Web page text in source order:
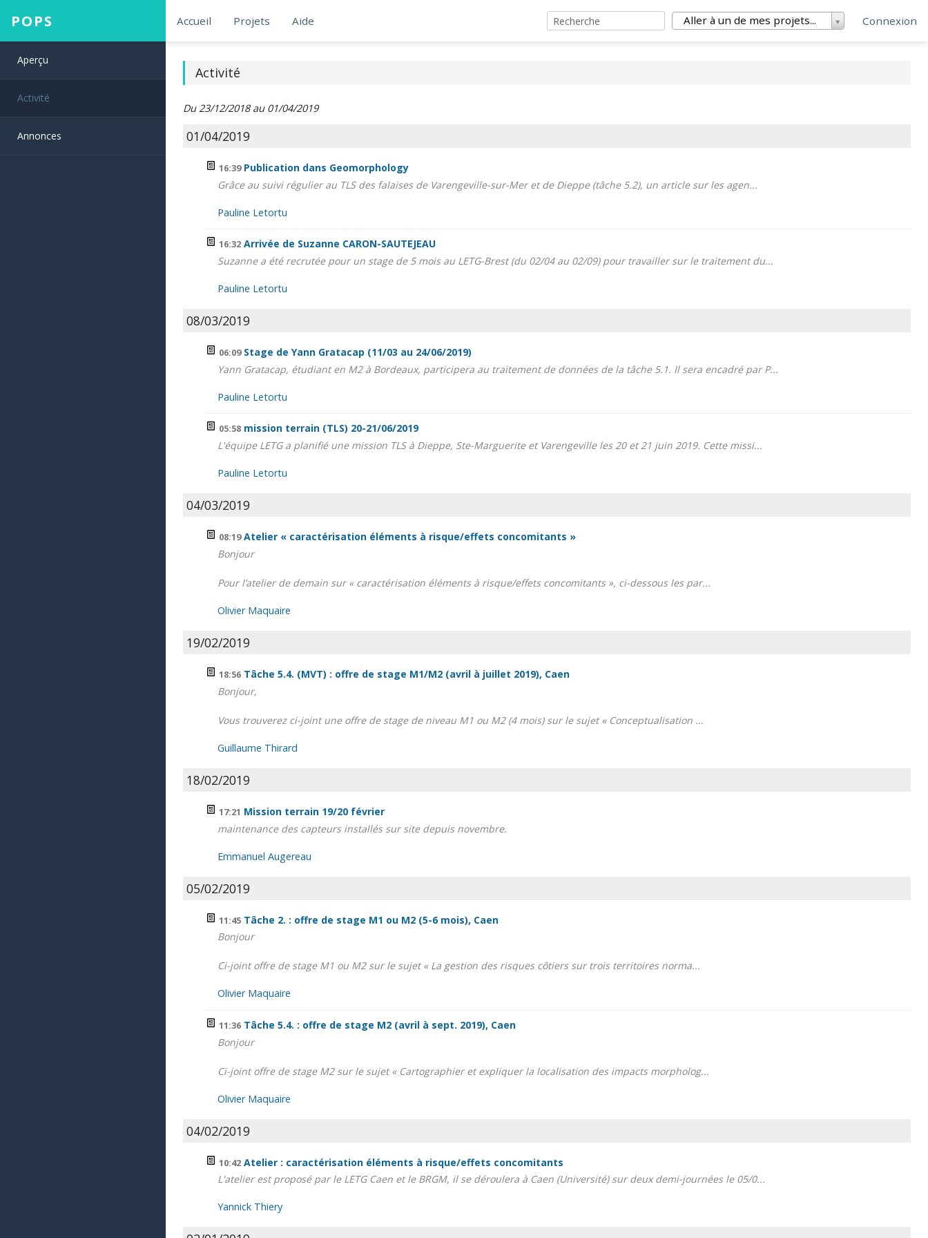
POPS Accueil Projets Aide Aller à un de mes projets... Connexion
Aperçu
Activité
Annonces
Activité
Du 23/12/2018 au 01/04/2019
01/04/2019
16:39 Publication dans Geomorphology
Grâce au suivi régulier au TLS des falaises de Varengeville-sur-Mer et de Dieppe (tâche 5.2), un article sur les agen...
Pauline Letortu
16:32 Arrivée de Suzanne CARON-SAUTEJEAU
Suzanne a été recrutée pour un stage de 5 mois au LETG-Brest (du 02/04 au 02/09) pour travailler sur le traitement du...
Pauline Letortu
08/03/2019
06:09 Stage de Yann Gratacap (11/03 au 24/06/2019)
Yann Gratacap, étudiant en M2 à Bordeaux, participera au traitement de données de la tâche 5.1. Il sera encadré par P...
Pauline Letortu
05:58 mission terrain (TLS) 20-21/06/2019
L'équipe LETG a planifié une mission TLS à Dieppe, Ste-Marguerite et Varengeville les 20 et 21 juin 2019. Cette missi...
Pauline Letortu
04/03/2019
08:19 Atelier « caractérisation éléments à risque/effets concomitants »
Bonjour
Pour l’atelier de demain sur « caractérisation éléments à risque/effets concomitants », ci-dessous les par...
Olivier Maquaire
19/02/2019
18:56 Tâche 5.4. (MVT) : offre de stage M1/M2 (avril à juillet 2019), Caen
Bonjour,
Vous trouverez ci-joint une offre de stage de niveau M1 ou M2 (4 mois) sur le sujet « Conceptualisation ...
Guillaume Thirard
18/02/2019
17:21 Mission terrain 19/20 février
maintenance des capteurs installés sur site depuis novembre.
Emmanuel Augereau
05/02/2019
11:45 Tâche 2. : offre de stage M1 ou M2 (5-6 mois), Caen
Bonjour
Ci-joint offre de stage M1 ou M2 sur le sujet « La gestion des risques côtiers sur trois territoires norma...
Olivier Maquaire
11:36 Tâche 5.4. : offre de stage M2 (avril à sept. 2019), Caen
Bonjour
Ci-joint offre de stage M2 sur le sujet « Cartographier et expliquer la localisation des impacts morpholog...
Olivier Maquaire
04/02/2019
10:42 Atelier : caractérisation éléments à risque/effets concomitants
L'atelier est proposé par le LETG Caen et le BRGM, il se déroulera à Caen (Université) sur deux demi-journées le 05/0...
Yannick Thiery